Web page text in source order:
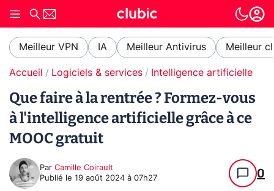
Meilleur VPN IA Meilleur Antivirus Meilleur
Accueil Logiciels & services Intelligence artificielle
Que faire à la rentrée ? Formez-vous
à l'intelligence artificielle grâce à ce
MOOC gratuit
Par Camille Coirault
Publié le 19 août 2024 à 07h27 0